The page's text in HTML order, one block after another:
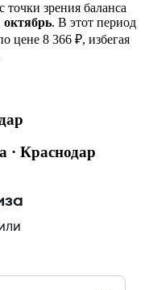
зрения баланса
октябрь. В этот период
цене 8 366 ₽, избегая
· Краснодар